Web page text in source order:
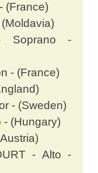
(France)
Soprano -
- (France)
- (Sweden)
- (Hungary)
- Alto -